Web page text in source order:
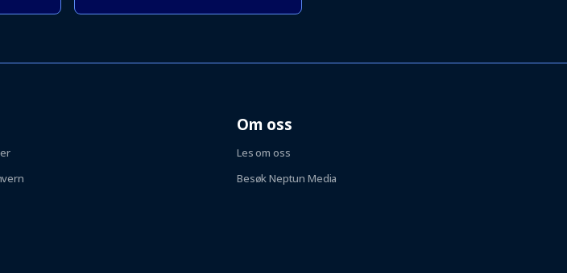
Om oss
Les om oss
Besøk Neptun Media